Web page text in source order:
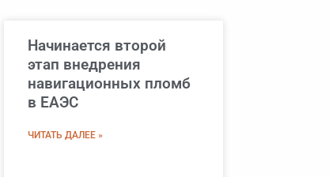
Начинается второй
этап внедрения
навигационных пломб
в ЕАЭС
ЧИТАТЬ ДАЛЕЕ »